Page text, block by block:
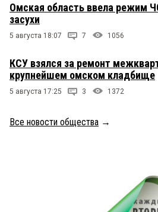
Омская область ввела режим
засухи
5 августа 18:07 7 1056
КСУ взялся за ремонт
крупнейшем омском кладбище
5 августа 17:25 3 1372
Все новости общества →